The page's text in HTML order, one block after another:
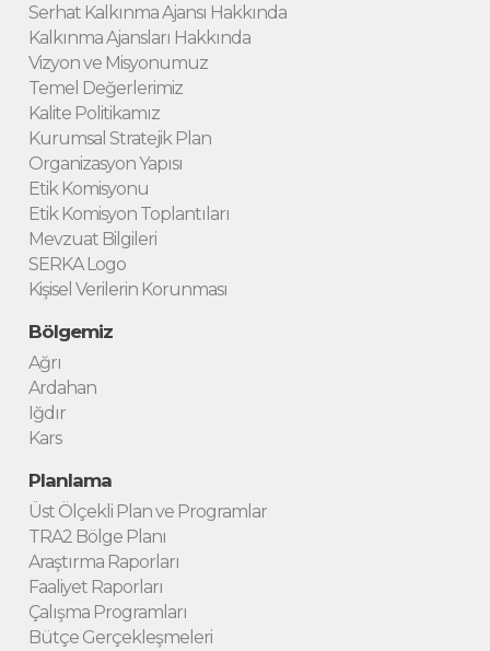
Serhat Kalkınma Ajansı Hakkında
Kalkınma Ajansları Hakkında
Vizyon ve Misyonumuz
Temel Değerlerimiz
Kalite Politikamız
Kurumsal Stratejik Plan
Organizasyon Yapısı
Etik Komisyonu
Etik Komisyon Toplantıları
Mevzuat Bilgileri
SERKA Logo
Kişisel Verilerin Korunması
Bölgemiz
Ağrı
Ardahan
Iğdır
Kars
Planlama
Üst Ölçekli Plan ve Programlar
TRA2 Bölge Planı
Araştırma Raporları
Faaliyet Raporları
Çalışma Programları
Bütçe Gerçekleşmeleri